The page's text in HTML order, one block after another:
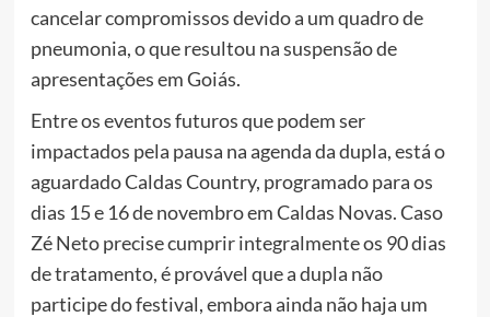
cancelar compromissos devido a um quadro de
pneumonia, o que resultou na suspensão de
apresentações em Goiás.
Entre os eventos futuros que podem ser
impactados pela pausa na agenda da dupla, está o
aguardado Caldas Country, programado para os
dias 15 e 16 de novembro em Caldas Novas. Caso
Zé Neto precise cumprir integralmente os 90 dias
de tratamento, é provável que a dupla não
participe do festival, embora ainda não haja um